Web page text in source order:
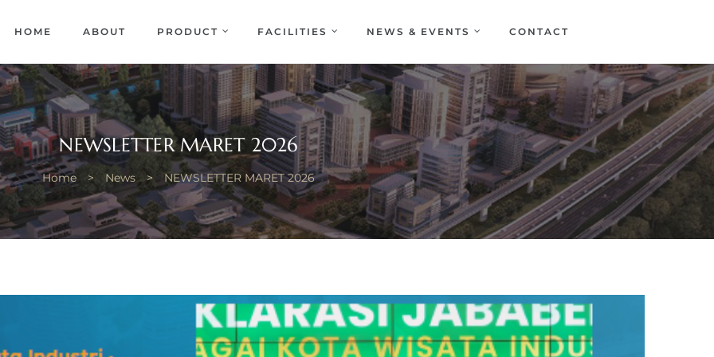
HOME ABOUT PRODUCT FACILITIES NEWS & EVENTS CONTACT
NEWSLETTER MARET 2026
Home > News > NEWSLETTER MARET 2026